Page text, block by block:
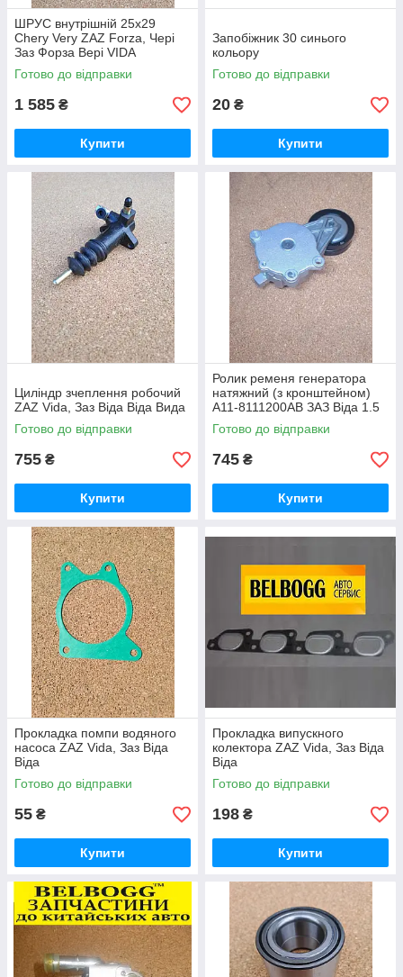
ШРУС внутрішній 25x29
Chery Very ZAZ Forza, Чері
Заз Форза Вері VIDA
Готово до відправки
1 585 ₴
Купити
Запобіжник 30 синього
кольору
Готово до відправки
20 ₴
Купити
Циліндр зчеплення робочий
ZAZ Vida, Заз Віда Віда Вида
Готово до відправки
755 ₴
Купити
Ролик ременя генератора
натяжний (з кронштейном)
A11-8111200AB ЗАЗ Віда 1.5
SQR477F
Готово до відправки
745 ₴
Купити
Прокладка помпи водяного
насоса ZAZ Vida, Заз Віда
Віда
Готово до відправки
55 ₴
Купити
Прокладка випускного
колектора ZAZ Vida, Заз Віда
Віда
Готово до відправки
198 ₴
Купити